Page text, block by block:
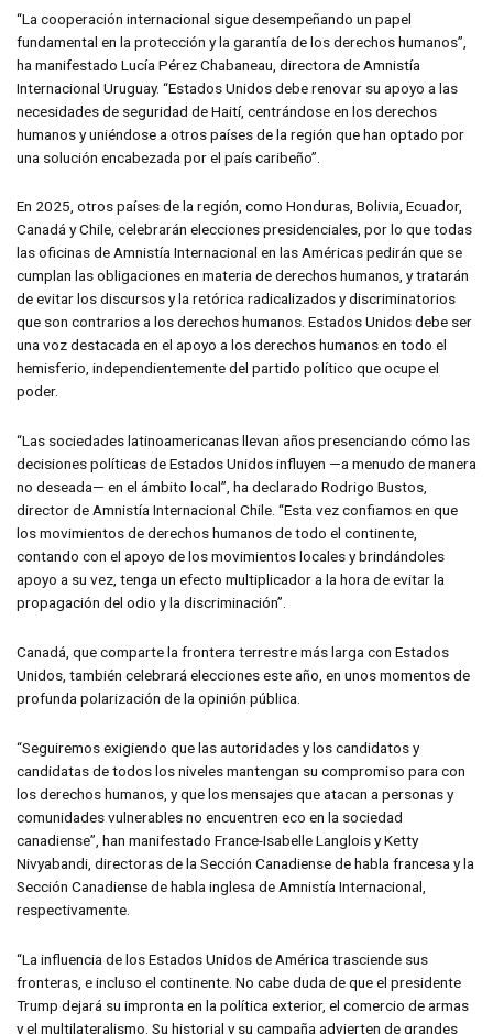
“La cooperación internacional sigue desempeñando un papel
fundamental en la protección y la garantía de los derechos humanos”,
ha manifestado Lucía Pérez Chabaneau, directora de Amnistía
Internacional Uruguay. “Estados Unidos debe renovar su apoyo a las
necesidades de seguridad de Haití, centrándose en los derechos
humanos y uniéndose a otros países de la región que han optado por
una solución encabezada por el país caribeño”.
En 2025, otros países de la región, como Honduras, Bolivia, Ecuador,
Canadá y Chile, celebrarán elecciones presidenciales, por lo que todas
las oficinas de Amnistía Internacional en las Américas pedirán que se
cumplan las obligaciones en materia de derechos humanos, y tratarán
de evitar los discursos y la retórica radicalizados y discriminatorios
que son contrarios a los derechos humanos. Estados Unidos debe ser
una voz destacada en el apoyo a los derechos humanos en todo el
hemisferio, independientemente del partido político que ocupe el
poder.
“Las sociedades latinoamericanas llevan años presenciando cómo las
decisiones políticas de Estados Unidos influyen —a menudo de manera
no deseada— en el ámbito local”, ha declarado Rodrigo Bustos,
director de Amnistía Internacional Chile. “Esta vez confiamos en que
los movimientos de derechos humanos de todo el continente,
contando con el apoyo de los movimientos locales y brindándoles
apoyo a su vez, tenga un efecto multiplicador a la hora de evitar la
propagación del odio y la discriminación”.
Canadá, que comparte la frontera terrestre más larga con Estados
Unidos, también celebrará elecciones este año, en unos momentos de
profunda polarización de la opinión pública.
“Seguiremos exigiendo que las autoridades y los candidatos y
candidatas de todos los niveles mantengan su compromiso para con
los derechos humanos, y que los mensajes que atacan a personas y
comunidades vulnerables no encuentren eco en la sociedad
canadiense”, han manifestado France-Isabelle Langlois y Ketty
Nivyabandi, directoras de la Sección Canadiense de habla francesa y la
Sección Canadiense de habla inglesa de Amnistía Internacional,
respectivamente.
“La influencia de los Estados Unidos de América trasciende sus
fronteras, e incluso el continente. No cabe duda de que el presidente
Trump dejará su impronta en la política exterior, el comercio de armas
y el multilateralismo. Su historial y su campaña advierten de grandes